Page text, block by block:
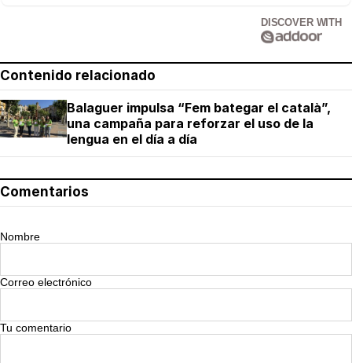
DISCOVER WITH
Contenido relacionado
Balaguer impulsa “Fem bategar el català”,
una campaña para reforzar el uso de la
lengua en el día a día
Comentarios
Nombre
Correo electrónico
Tu comentario